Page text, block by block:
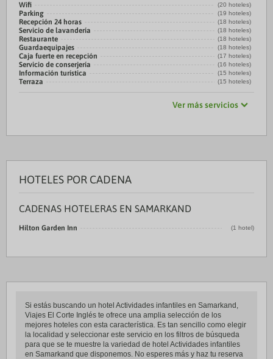
Wifi (20 hoteles)
Parking (19 hoteles)
Recepción 24 horas (18 hoteles)
Servicio de lavandería (18 hoteles)
Restaurante (18 hoteles)
Guardaequipajes (18 hoteles)
Caja fuerte en recepción (17 hoteles)
Servicio de conserjería (16 hoteles)
Información turística (15 hoteles)
Terraza (15 hoteles)
Ver más servicios
HOTELES POR CADENA
CADENAS HOTELERAS EN SAMARKAND
Hilton Garden Inn (1 hotel)
Si estás buscando un hotel Actividades infantiles en Samarkand,
Viajes El Corte Inglés te ofrece una amplia selección de los
mejores hoteles con esta característica. Es tan sencillo como elegir
la localidad y seleccionar este servicio en los filtros de búsqueda
para que se te muestre la variedad de hotel Actividades infantiles
en Samarkand que disponemos. No esperes más y haz tu reserva